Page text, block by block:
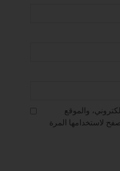
والموقع
لاستخدامها المرة